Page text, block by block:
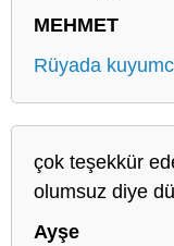
MEHMET
Rüyada
çok teşekkür
olumsuz diye
Ayşe